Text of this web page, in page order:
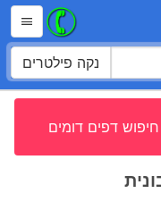
נקה פילטרים
חיפוש דפים דומים